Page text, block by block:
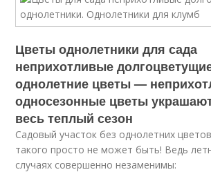
Цветы однолетники для сада
неприхотливые
однолетние цветы —
односезонные цветы
весь теплый сезон
Садовый участок без однолетних
такого просто не может быть! Ведь
случаях совершенно незаменимы: